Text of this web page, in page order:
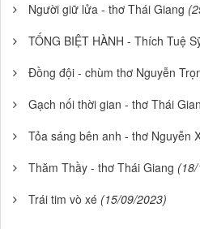
Người giữ lửa - thơ Thái Giang
TỐNG BIỆT HÀNH - Thích Tuệ
Đồng đội - chùm thơ Nguyễn
Gạch nối thời gian - thơ Thái
Tỏa sáng bên anh - thơ Nguyễn
Thăm Thầy - thơ Thái Giang
Trái tim vò xé (15/09/2023)